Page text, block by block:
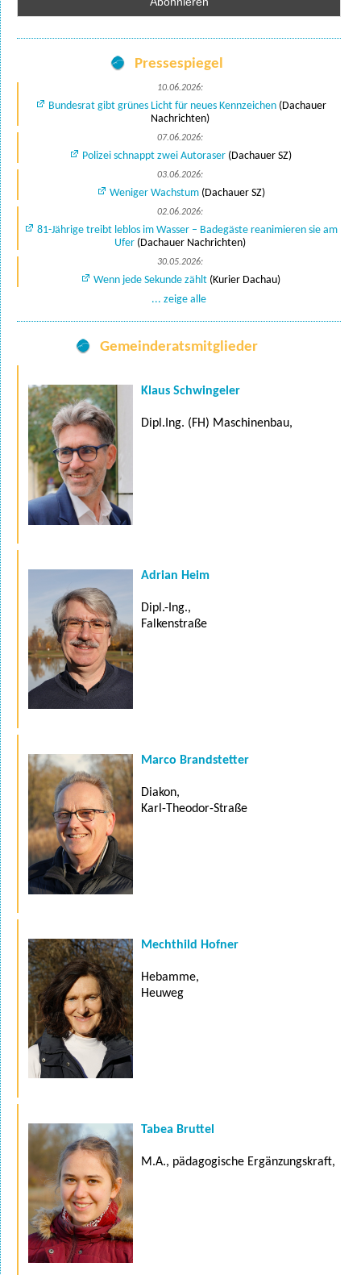
Pressespiegel
10.06.2026:
Bundesrat gibt grünes Licht für neues Kennzeichen(Dachauer
Nachrichten)
07.06.2026:
Polizei schnappt zwei Autoraser (Dachauer SZ)
03.06.2026:
Weniger Wachstum(Dachauer SZ)
02.06.2026:
81-Jährige treibt leblos im Wasser – Badegäste reanimieren sie am
Ufer(Dachauer Nachrichten)
30.05.2026:
Wenn jede Sekunde zählt (Kurier Dachau)
... zeige alle
Gemeinderatsmitglieder
Klaus Schwingeler
Dipl.Ing. (FH) Maschinenbau,
Adrian Heim
Dipl.-Ing.,
Falkenstraße
Marco Brandstetter
Diakon,
Karl-Theodor-Straße
Mechthild Hofner
Hebamme,
Heuweg
Tabea Bruttel
M.A., pädagogische Ergänzungskraft,